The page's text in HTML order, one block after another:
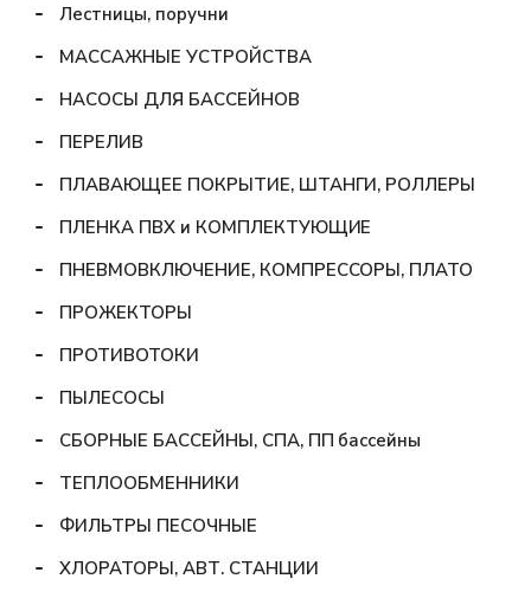
Лестницы, поручни
МАССАЖНЫЕ УСТРОЙСТВА
НАСОСЫ ДЛЯ БАССЕЙНОВ
ПЕРЕЛИВ
ПЛАВАЮЩЕЕ ПОКРЫТИЕ, ШТАНГИ, РОЛЛЕРЫ
ПЛЕНКА ПВХ и КОМПЛЕКТУЮЩИЕ
ПНЕВМОВКЛЮЧЕНИЕ, КОМПРЕССОРЫ, ПЛАТО
ПРОЖЕКТОРЫ
ПРОТИВОТОКИ
ПЫЛЕСОСЫ
СБОРНЫЕ БАССЕЙНЫ, СПА, ПП бассейны
ТЕПЛООБМЕННИКИ
ФИЛЬТРЫ ПЕСОЧНЫЕ
ХЛОРАТОРЫ, АВТ. СТАНЦИИ